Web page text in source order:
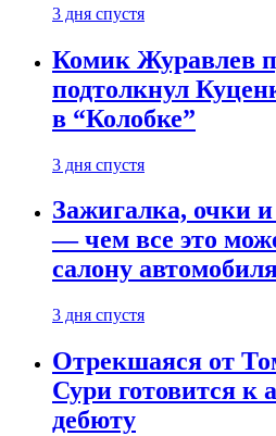
3 дня спустя
Комик Журавлев
подтолкнул
в “Колобке”
3 дня спустя
Зажигалка, очки
— чем все это
салону
3 дня спустя
Отрекшаяся от
Сури готовится к
дебюту